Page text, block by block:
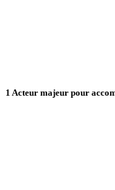
1 Acteur majeur pour